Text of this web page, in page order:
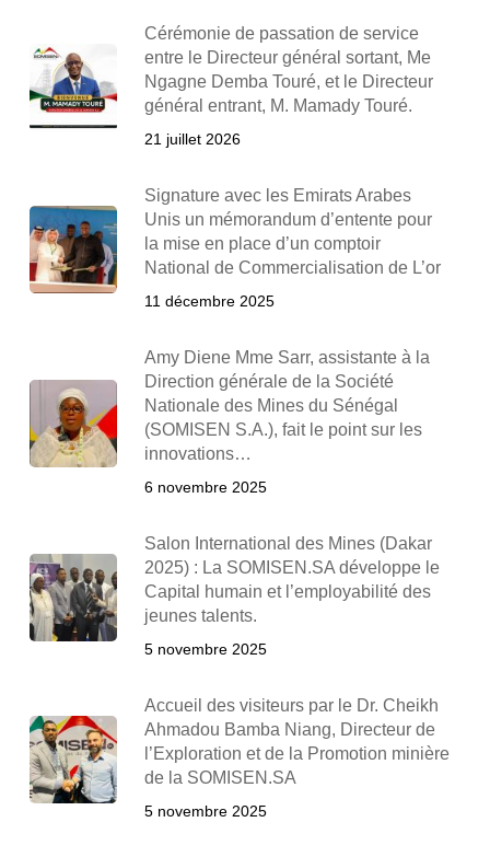
Cérémonie de passation de service
entre le Directeur général sortant, Me
Ngagne Demba Touré, et le Directeur
général entrant, M. Mamady Touré.
21 juillet 2026
Signature avec les Emirats Arabes
Unis un mémorandum d’entente pour
la mise en place d’un comptoir
National de Commercialisation de L’or
11 décembre 2025
Amy Diene Mme Sarr, assistante à la
Direction générale de la Société
Nationale des Mines du Sénégal
(SOMISEN S.A.), fait le point sur les
innovations…
6 novembre 2025
Salon International des Mines (Dakar
2025) : La SOMISEN.SA développe le
Capital humain et l’employabilité des
jeunes talents.
5 novembre 2025
Accueil des visiteurs par le Dr. Cheikh
Ahmadou Bamba Niang, Directeur de
l’Exploration et de la Promotion minière
de la SOMISEN.SA
5 novembre 2025